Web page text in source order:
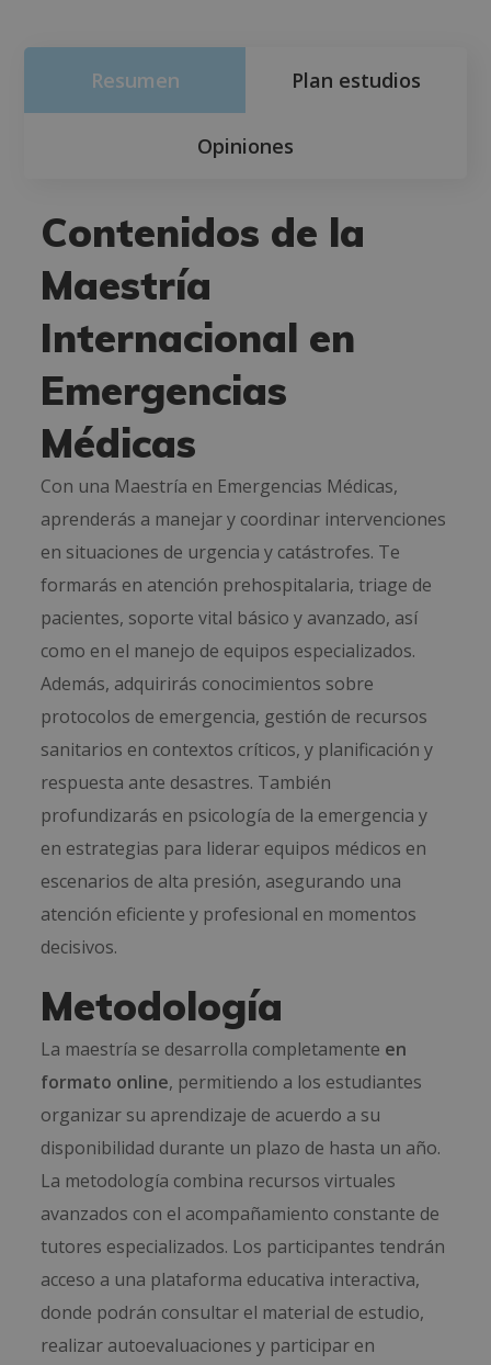
Resumen Plan estudios
Opiniones
Contenidos de la
Maestría
Internacional en
Emergencias
Médicas
Con una Maestría en Emergencias Médicas,
aprenderás a manejar y coordinar intervenciones
en situaciones de urgencia y catástrofes. Te
formarás en atención prehospitalaria, triage de
pacientes, soporte vital básico y avanzado, así
como en el manejo de equipos especializados.
Además, adquirirás conocimientos sobre
protocolos de emergencia, gestión de recursos
sanitarios en contextos críticos, y planificación y
respuesta ante desastres. También
profundizarás en psicología de la emergencia y
en estrategias para liderar equipos médicos en
escenarios de alta presión, asegurando una
atención eficiente y profesional en momentos
decisivos.
Metodología
La maestría se desarrolla completamente en
formato online, permitiendo a los estudiantes
organizar su aprendizaje de acuerdo a su
disponibilidad durante un plazo de hasta un año.
La metodología combina recursos virtuales
avanzados con el acompañamiento constante de
tutores especializados. Los participantes tendrán
acceso a una plataforma educativa interactiva,
donde podrán consultar el material de estudio,
realizar autoevaluaciones y participar en